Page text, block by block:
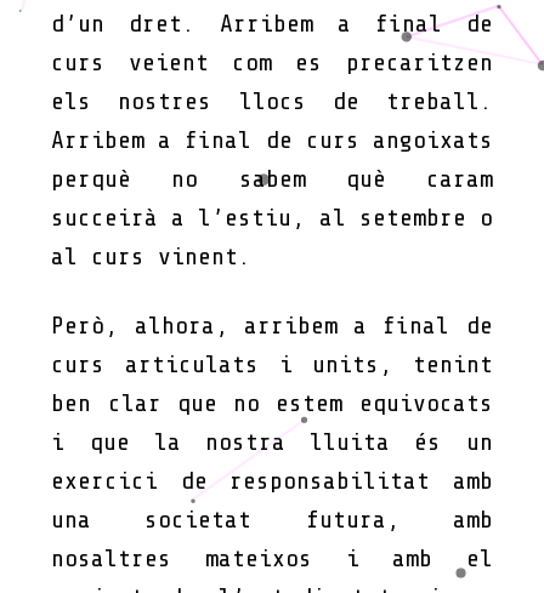
d’un dret. Arribem a final de
curs veient com es precaritzen
els nostres llocs de treball.
Arribem a final de curs angoixats
perquè no sabem què caram
succeirà a l’estiu, al setembre o
al curs vinent.
Però, alhora, arribem a final de
curs articulats i units, tenint
ben clar que no estem equivocats
i que la nostra lluita és un
exercici de responsabilitat amb
una societat futura, amb
nosaltres mateixos i amb el